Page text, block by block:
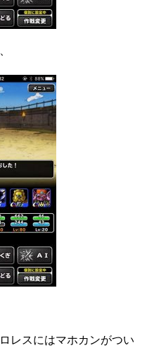
レスにはマホカンがつい